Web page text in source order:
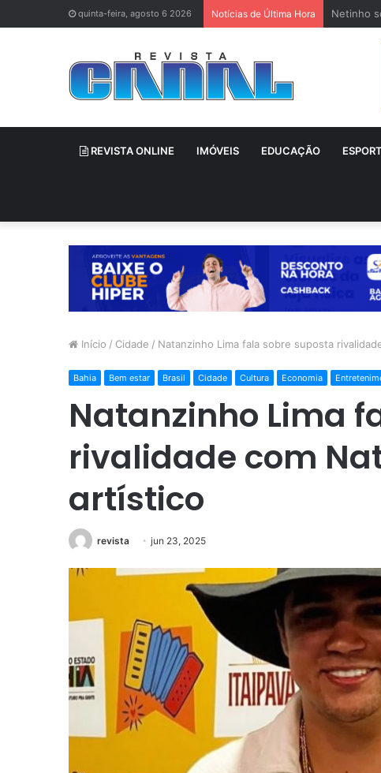
quinta-feira, agosto 6 2026 Notícias de Última Hora Netinho
REVISTA ONLINE IMÓVEIS EDUCAÇÃO
Início / Cidade / Natanzinho Lima fala sobre suposta
Bahia Bem estar Brasil Cidade Cultura Economia
Natanzinho Lima
rivalidade com
artístico
revista jun 23, 2025